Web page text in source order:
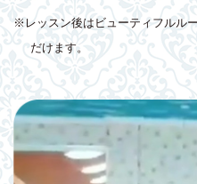
※レッスン後はビューティフルル
だけます。